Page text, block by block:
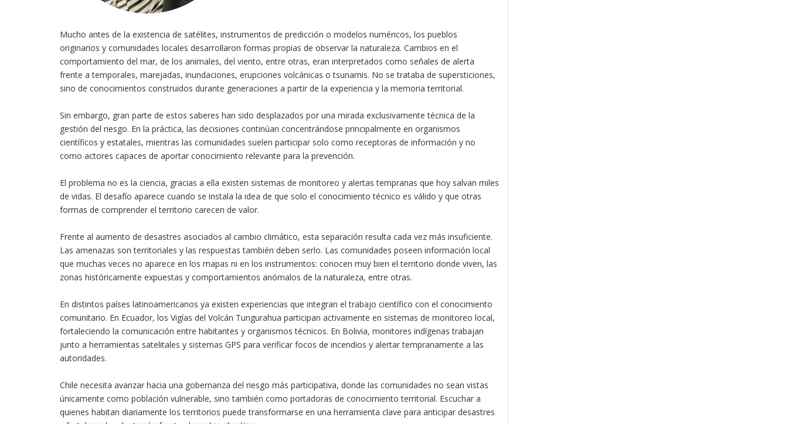
Mucho antes de la existencia de satélites, instrumentos de predicción o modelos numéricos, los pueblos
originarios y comunidades locales desarrollaron formas propias de observar la naturaleza. Cambios en el
comportamiento del mar, de los animales, del viento, entre otras, eran interpretados como señales de alerta
frente a temporales, marejadas, inundaciones, erupciones volcánicas o tsunamis. No se trataba de supersticiones,
sino de conocimientos construidos durante generaciones a partir de la experiencia y la memoria territorial.
Sin embargo, gran parte de estos saberes han sido desplazados por una mirada exclusivamente técnica de la
gestión del riesgo. En la práctica, las decisiones continúan concentrándose principalmente en organismos
científicos y estatales, mientras las comunidades suelen participar solo como receptoras de información y no
como actores capaces de aportar conocimiento relevante para la prevención.
El problema no es la ciencia, gracias a ella existen sistemas de monitoreo y alertas tempranas que hoy salvan miles
de vidas. El desafío aparece cuando se instala la idea de que solo el conocimiento técnico es válido y que otras
formas de comprender el territorio carecen de valor.
Frente al aumento de desastres asociados al cambio climático, esta separación resulta cada vez más insuficiente.
Las amenazas son territoriales y las respuestas también deben serlo. Las comunidades poseen información local
que muchas veces no aparece en los mapas ni en los instrumentos: conocen muy bien el territorio donde viven, las
zonas históricamente expuestas y comportamientos anómalos de la naturaleza, entre otras.
En distintos países latinoamericanos ya existen experiencias que integran el trabajo científico con el conocimiento
comunitario. En Ecuador, los Vigías del Volcán Tungurahua participan activamente en sistemas de monitoreo local,
fortaleciendo la comunicación entre habitantes y organismos técnicos. En Bolivia, monitores indígenas trabajan
junto a herramientas satelitales y sistemas GPS para verificar focos de incendios y alertar tempranamente a las
autoridades.
Chile necesita avanzar hacia una gobernanza del riesgo más participativa, donde las comunidades no sean vistas
únicamente como población vulnerable, sino también como portadoras de conocimiento territorial. Escuchar a
quienes habitan diariamente los territorios puede transformarse en una herramienta clave para anticipar desastres